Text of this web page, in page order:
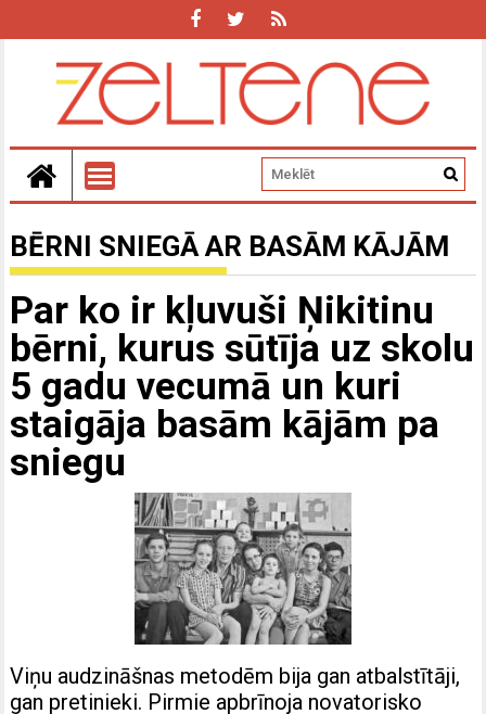
BĒRNI SNIEGĀ AR BASĀM KĀJĀM
Par ko ir kļuvuši Ņikitinu
bērni, kurus sūtīja uz skolu
5 gadu vecumā un kuri
staigāja basām kājām pa
sniegu
Viņu audzināšnas metodēm bija gan atbalstītāji,
gan pretinieki. Pirmie apbrīnoja novatorisko